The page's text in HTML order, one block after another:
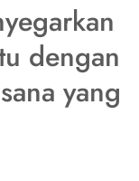
dengan
yang